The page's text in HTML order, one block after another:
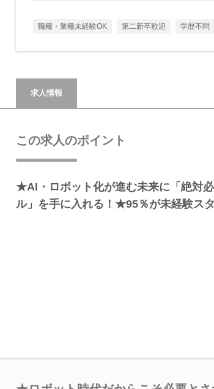
職種・業種未経験OK 第二新卒歓迎 学歴不問
求人情報
この求人のポイント
★AI・ロボット化が進む未来に「絶対
ル」を手に入れる！★95％が未経験ス